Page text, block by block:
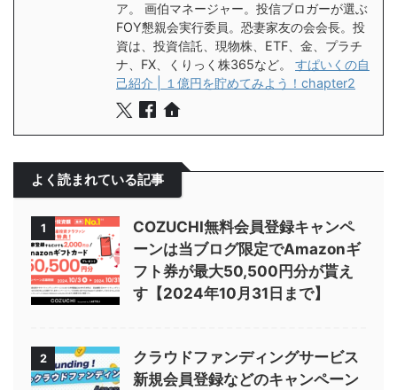
ア。 画伯マネージャー。投信ブロガーが選ぶ
FOY懇親会実行委員。恐妻家友の会会長。投
資は、投資信託、現物株、ETF、金、プラチ
ナ、FX、くりっく株365など。 すぱいくの自
己紹介 | １億円を貯めてみよう！chapter2
よく読まれている記事
1
COZUCHI無料会員登録キャンペ
ーンは当ブログ限定でAmazonギ
フト券が最大50,500円分が貰え
す【2024年10月31日まで】
2
クラウドファンディングサービス
新規会員登録などのキャンペーン